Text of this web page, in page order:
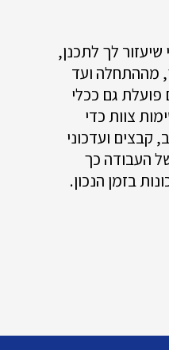
שיעזור לך לתכנן,
מההתחלה ועד
פועלת גם ככלי
צוות כדי
קבצים ועדכוני
העבודה כך
בזמן הנכון.